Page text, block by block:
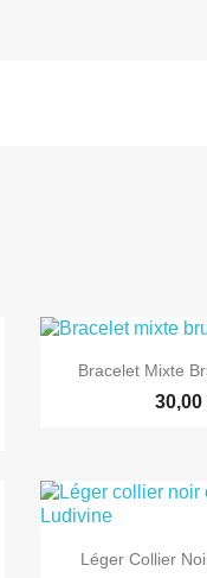
 Aperçu
Bracelet Mixte
30,00
 Aperçu
Léger Collier